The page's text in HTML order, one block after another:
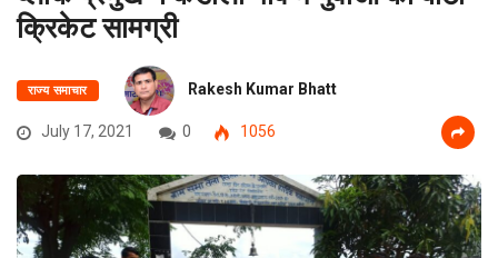
क्रिकेट सामग्री
राज्य समाचार Rakesh Kumar Bhatt
July 17, 2021 0 1056